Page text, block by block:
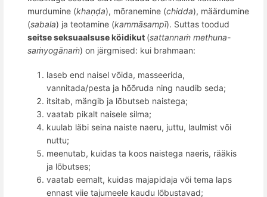
murdumine (khaṇḍa), mõranemine (chidda), määrdumine
(sabala) ja teotamine (kammāsampī). Suttas toodud
seitse seksuaalsuse köidikut (sattannaṁ methuna-
saṁyogānaṁ) on järgmised: kui brahmaan:
laseb end naisel võida, masseerida,
vannitada/pesta ja hõõruda ning naudib seda;
itsitab, mängib ja lõbutseb naistega;
vaatab pikalt naisele silma;
kuulab läbi seina naiste naeru, juttu, laulmist või
nuttu;
meenutab, kuidas ta koos naistega naeris, rääkis
ja lõbutses;
vaatab eemalt, kuidas majapidaja või tema laps
ennast viie tajumeele kaudu lõbustavad;